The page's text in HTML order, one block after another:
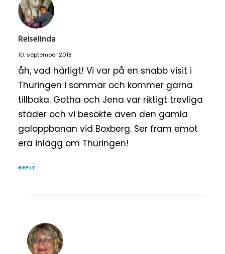
Reiselinda
10. september 2018
åh, vad härligt! Vi var på en snabb visit i
Thüringen i sommar och kommer gärna
tillbaka. Gotha och Jena var riktigt trevliga
städer och vi besökte även den gamla
galoppbanan vid Boxberg. Ser fram emot
era inlägg om Thüringen!
REPLY